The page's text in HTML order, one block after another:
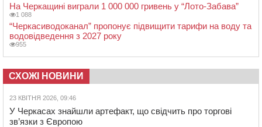
На Черкащині виграли 1 000 000 гривень у “Лото-Забава”
1 088
“Черкасиводоканал” пропонує підвищити тарифи на воду та
водовідведення з 2027 року
955
СХОЖІ НОВИНИ
23 КВІТНЯ 2026, 09:46
У Черкасах знайшли артефакт, що свідчить про торгові
зв’язки з Європою